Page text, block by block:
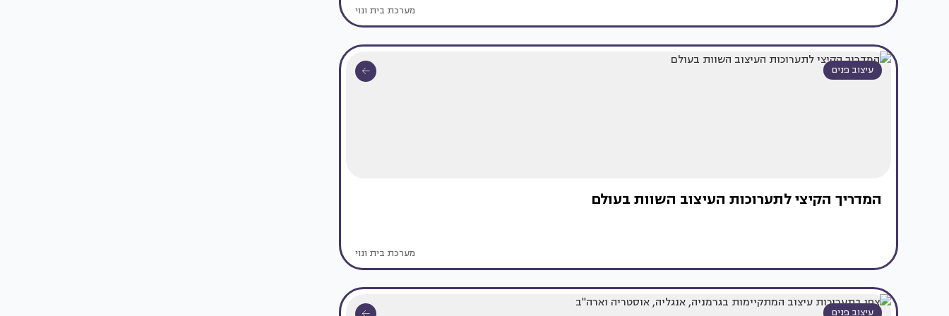
מערכת בית ונוי
עיצוב פנים
המדריך הקיצי לתערוכות העיצוב השוות בעולם
מערכת בית ונוי
עיצוב פנים